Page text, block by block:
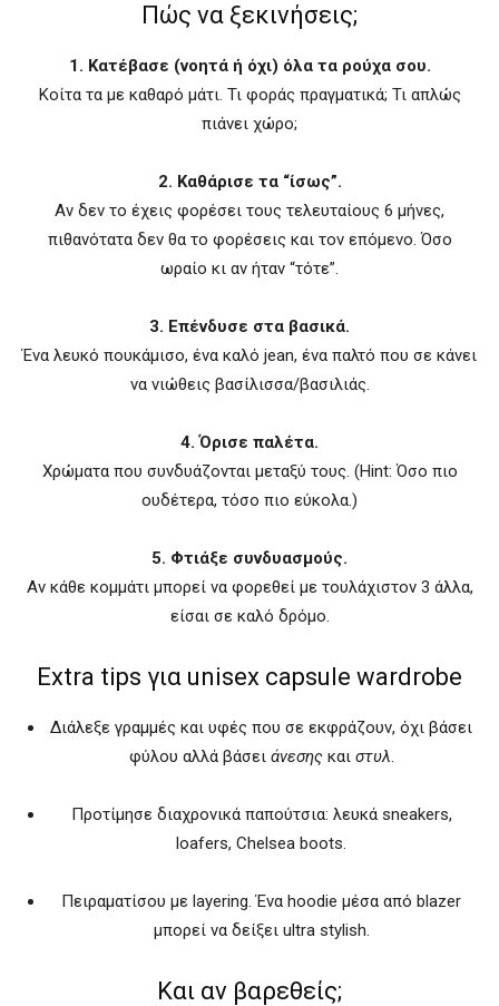
Πώς να ξεκινήσεις;
1. Κατέβασε (νοητά ή όχι) όλα τα ρούχα σου.
Κοίτα τα με καθαρό μάτι. Τι φοράς πραγματικά; Τι απλώς
πιάνει χώρο;
2. Καθάρισε τα “ίσως”.
Αν δεν το έχεις φορέσει τους τελευταίους 6 μήνες,
πιθανότατα δεν θα το φορέσεις και τον επόμενο. Όσο
ωραίο κι αν ήταν “τότε”.
3. Επένδυσε στα βασικά.
Ένα λευκό πουκάμισο, ένα καλό jean, ένα παλτό που σε κάνει
να νιώθεις βασίλισσα/βασιλιάς.
4. Όρισε παλέτα.
Χρώματα που συνδυάζονται μεταξύ τους. (Hint: Όσο πιο
ουδέτερα, τόσο πιο εύκολα.)
5. Φτιάξε συνδυασμούς.
Αν κάθε κομμάτι μπορεί να φορεθεί με τουλάχιστον 3 άλλα,
είσαι σε καλό δρόμο.
Extra tips για unisex capsule wardrobe
Διάλεξε γραμμές και υφές που σε εκφράζουν, όχι βάσει
φύλου αλλά βάσει άνεσηςκαι στυλ
Προτίμησε διαχρονικά παπούτσια: λευκά sneakers,
loafers, Chelsea boots.
Πειραματίσου με layering. Ένα hoodie μέσα από blazer
μπορεί να δείξει ultra stylish.
Και αν βαρεθείς;